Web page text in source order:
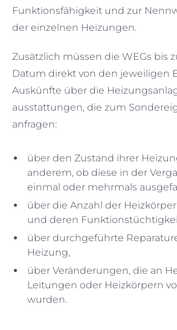
Funktionsfähigkeit und zur
der einzelnen Heizungen.
Zusätzlich müssen die WEGs bis
Datum direkt von den jeweiligen
Auskünfte über die
ausstattungen, die zum
anfragen:
über den Zustand ihrer
anderem, ob diese in der
einmal oder mehrmals
über die Anzahl der
und deren
über durchgeführte
Heizung,
über Veränderungen, die an
Leitungen oder Heizkörpern
wurden.